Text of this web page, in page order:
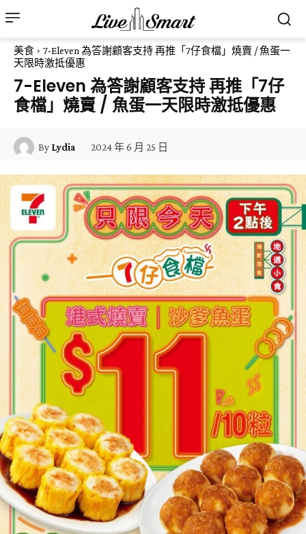
美食
7-Eleven 為答謝顧客支持 再推「7仔食檔」燒賣 / 魚蛋一
天限時激抵優惠
7-Eleven 為答謝顧客支持 再推「7仔
食檔」燒賣 / 魚蛋一天限時激抵優惠
By Lydia 2024 年 6 月 25 日